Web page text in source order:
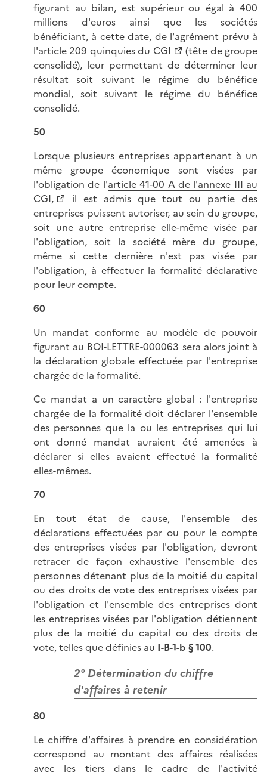
figurant au bilan, est supérieur ou égal à 400
millions d'euros ainsi que les sociétés
bénéficiant, à cette date, de l'agrément prévu à
l'article 209 quinquies du CGI
(tête de groupe
consolidé), leur permettant de déterminer leur
résultat soit suivant le régime du bénéfice
mondial, soit suivant le régime du bénéfice
consolidé.
50
Lorsque plusieurs entreprises appartenant à un
même groupe économique sont visées par
l'obligation de l'article 41-00 A de l'annexe III au
CGI,
il est admis que tout ou partie des
entreprises puissent autoriser, au sein du groupe,
soit une autre entreprise elle-même visée par
l'obligation, soit la société mère du groupe,
même si cette dernière n'est pas visée par
l'obligation, à effectuer la formalité déclarative
pour leur compte.
60
Un mandat conforme au modèle de pouvoir
figurant au BOI-LETTRE-000063 sera alors joint à
la déclaration globale effectuée par l'entreprise
chargée de la formalité.
Ce mandat a un caractère global : l'entreprise
chargée de la formalité doit déclarer l'ensemble
des personnes que la ou les entreprises qui lui
ont donné mandat auraient été amenées à
déclarer si elles avaient effectué la formalité
elles-mêmes.
70
En tout état de cause, l'ensemble des
déclarations effectuées par ou pour le compte
des entreprises visées par l'obligation, devront
retracer de façon exhaustive l'ensemble des
personnes détenant plus de la moitié du capital
ou des droits de vote des entreprises visées par
l'obligation et l'ensemble des entreprises dont
les entreprises visées par l'obligation détiennent
plus de la moitié du capital ou des droits de
vote, telles que définies au I-B-1-b § 100.
2° Détermination du chiffre
d'affaires à retenir
80
Le chiffre d'affaires à prendre en considération
correspond au montant des affaires réalisées
avec les tiers dans le cadre de l'activité